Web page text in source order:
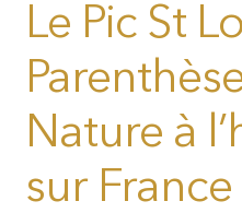
Le Pic St
Nature à
sur France